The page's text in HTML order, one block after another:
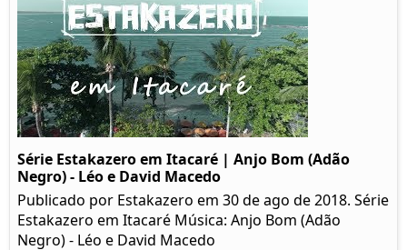
Série Estakazero em Itacaré | Anjo Bom (Adão
Negro) - Léo e David Macedo
Publicado por Estakazero em 30 de ago de 2018. Série
Estakazero em Itacaré Música: Anjo Bom (Adão
Negro) - Léo e David Macedo